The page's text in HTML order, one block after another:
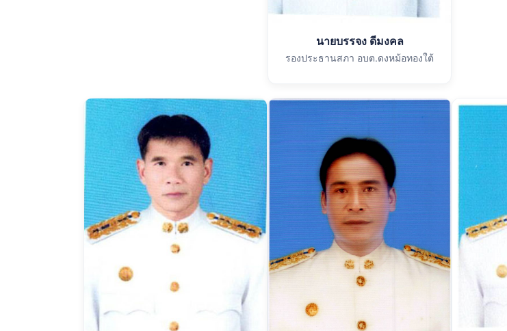
นายบรรจง ดีมงคล
รองประธานสภา อบต.ดงหม้อทองใต้